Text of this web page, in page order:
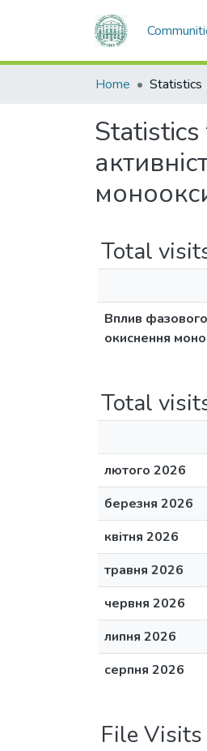
Home Statistics
Total
Вплив
окиснення
Total
лютого 2026
березня 2026
квітня 2026
травня 2026
червня 2026
липня 2026
серпня 2026
File Visits